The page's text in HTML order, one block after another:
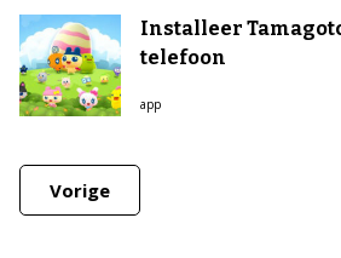
Installeer
telefoon
app
Vorige